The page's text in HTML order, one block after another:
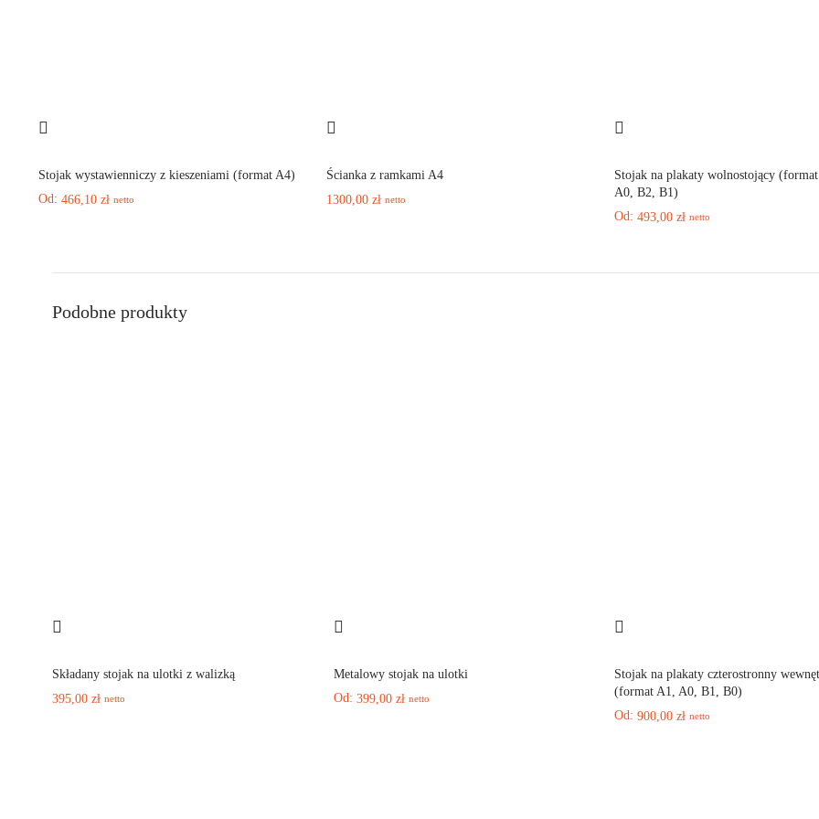
Stojak wystawienniczy z kieszeniami (format A4)
Od: 466,10 zł netto
Ścianka z ramkami A4
1300,00 zł netto
Stojak na plakaty wolnostojący
A0, B2, B1)
Od: 493,00 zł netto
Podobne produkty
Składany stojak na ulotki z walizką
395,00 zł netto
Metalowy stojak na ulotki
Od: 399,00 zł netto
Stojak na plakaty czterostronny
(format A1, A0, B1, B0)
Od: 900,00 zł netto